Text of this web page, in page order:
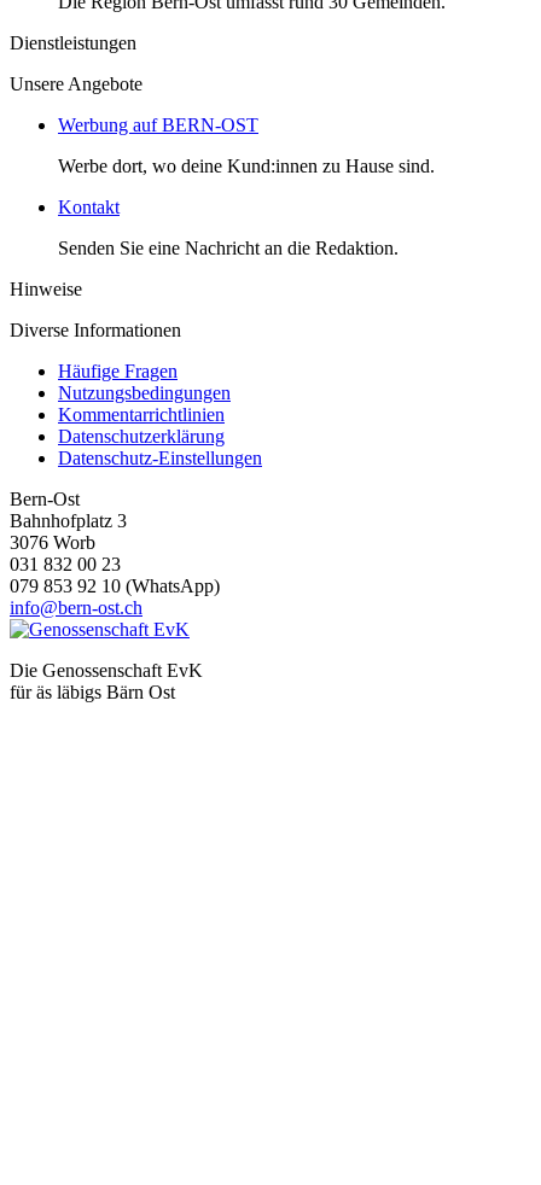
Dienstleistungen
Unsere Angebote
Werbung auf BERN-OST
Werbe dort, wo deine Kund:innen zu Hause sind.
Kontakt
Senden Sie eine Nachricht an die Redaktion.
Hinweise
Diverse Informationen
Häufige Fragen
Nutzungsbedingungen
Kommentarrichtlinien
Datenschutzerklärung
Datenschutz-Einstellungen
Bern-Ost
Bahnhofplatz 3
3076 Worb
031 832 00 23
079 853 92 10 (WhatsApp)
info@bern-ost.ch
Die Genossenschaft EvK
für äs läbigs Bärn Ost